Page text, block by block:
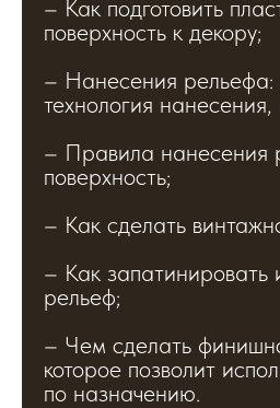
– Как подготовить
поверхность к декору;
– Нанесения рельефа:
технология
– Правила нанесения
поверхность;
– Как сделать
– Как запатинировать
рельеф;
– Чем сделать
которое позволит
по назначению.